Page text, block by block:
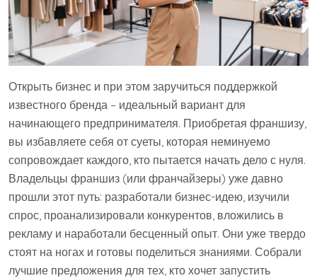
Открыть бизнес и при этом заручиться поддержкой
известного бренда – идеальный вариант для
начинающего предпринимателя. Приобретая франшизу,
вы избавляете себя от суеты, которая неминуемо
сопровождает каждого, кто пытается начать дело с нуля.
Владельцы франшиз (или франчайзеры) уже давно
прошли этот путь: разработали бизнес-идею, изучили
спрос, проанализировали конкурентов, вложились в
рекламу и наработали бесценный опыт. Они уже твердо
стоят на ногах и готовы поделиться знаниями. Собрали
лучшие предложения для тех, кто хочет запустить